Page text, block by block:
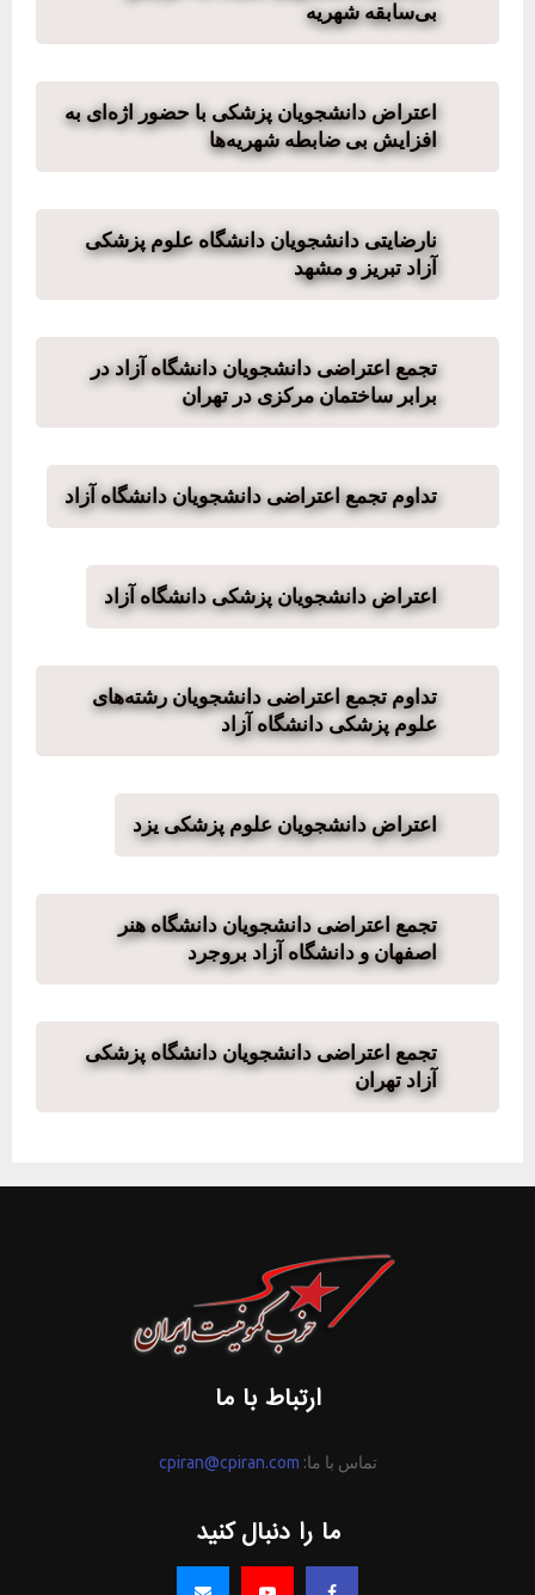
بی‌سابقه شهریه
اعتراض دانشجویان پزشکی با حضور اژه‌ای به
افزایش بی ضابطه شهریه‌ها
نارضایتی دانشجویان دانشگاه علوم پزشکی
آزاد تبریز و مشهد
تجمع اعتراضی دانشجویان دانشگاه آزاد در
برابر ساختمان مرکزی در تهران
تداوم تجمع اعتراضی دانشجویان دانشگاه آزاد
اعتراض دانشجویان پزشکی دانشگاه آزاد
تداوم تجمع اعتراضی دانشجویان رشته‌های
علوم پزشکی دانشگاه آزاد
اعتراض دانشجویان علوم پزشکی یزد
تجمع اعتراضی دانشجویان دانشگاه هنر
اصفهان و دانشگاه آزاد بروجرد
تجمع اعتراضی دانشجویان دانشگاه پزشکی
آزاد تهران
ارتباط با ما
تماس با ما: cpiran@cpiran.com
ما را دنبال کنید